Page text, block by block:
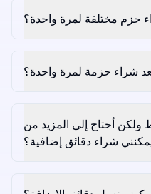
حزم مختلفة لمرة واحدة؟
شراء حزمة لمرة واحدة؟
أحتاج إلى المزيد من
شراء دقائق إضافية؟